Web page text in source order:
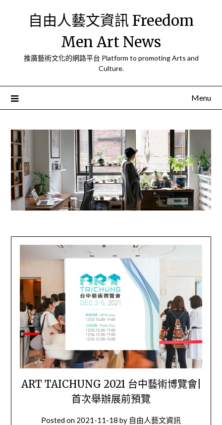
自由人藝文資訊 Freedom
Men Art News
推廣藝術文化的網路平台 Platform to promoting Arts and
Culture.
Menu
ART TAICHUNG 2021 台中藝術博覽會|
首次舉辦展前預覽
Posted on 2021-11-18 by 自由人藝文資訊